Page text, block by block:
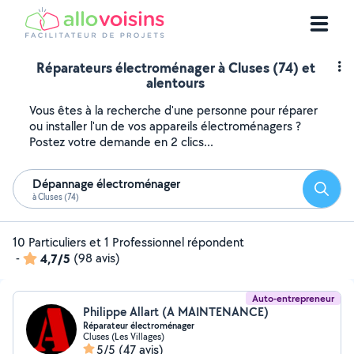
Réparateurs électroménager à Cluses (74) et
alentours
Vous êtes à la recherche d'une personne pour réparer
ou installer l'un de vos appareils électroménagers ?
Postez votre demande en 2 clics...
Dépannage électroménager
à Cluses (74)
10 Particuliers et 1 Professionnel répondent
-
4,7/5 (98 avis)
Auto-entrepreneur
Philippe Allart (A MAINTENANCE)
Réparateur électroménager
Cluses (Les Villages)
5/5 (47 avis)